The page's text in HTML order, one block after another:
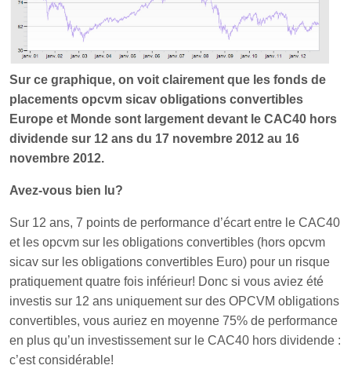
Sur ce graphique, on voit clairement que les fonds de
placements opcvm sicav obligations convertibles
Europe et Monde sont largement devant le CAC40 hors
dividende sur 12 ans du 17 novembre 2012 au 16
novembre 2012.
Avez-vous bien lu?
Sur 12 ans, 7 points de performance d’écart entre le CAC40
et les opcvm sur les obligations convertibles (hors opcvm
sicav sur les obligations convertibles Euro) pour un risque
pratiquement quatre fois inférieur! Donc si vous aviez été
investis sur 12 ans uniquement sur des OPCVM obligations
convertibles, vous auriez en moyenne 75% de performance
en plus qu’un investissement sur le CAC40 hors dividende :
c’est considérable!